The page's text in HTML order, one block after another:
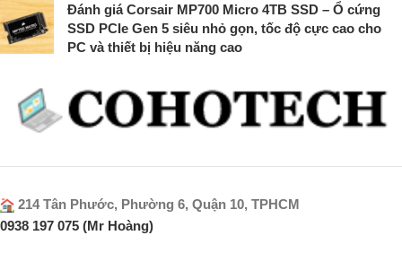
Đánh giá Corsair MP700 Micro 4TB SSD – Ổ cứng
SSD PCIe Gen 5 siêu nhỏ gọn, tốc độ cực cao cho
PC và thiết bị hiệu năng cao
214 Tân Phước, Phường 6, Quận 10, TPHCM
0938 197 075 (Mr Hoàng)